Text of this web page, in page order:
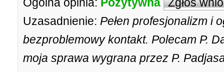
Uzasadnienie: Pełen profesjonalizm i
bezproblemowy kontakt. Polecam P.
moja sprawa wygrana przez P.